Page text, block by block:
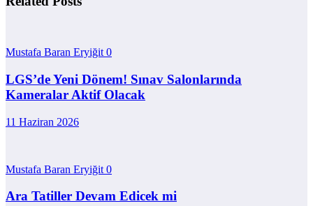
Mustafa Baran Eryiğit 0
LGS’de Yeni Dönem! Sınav Salonlarında
Kameralar Aktif Olacak
11 Haziran 2026
Mustafa Baran Eryiğit 0
Ara Tatiller Devam Edicek mi